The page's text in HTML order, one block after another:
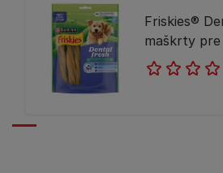
Friskies®
maškrty pre